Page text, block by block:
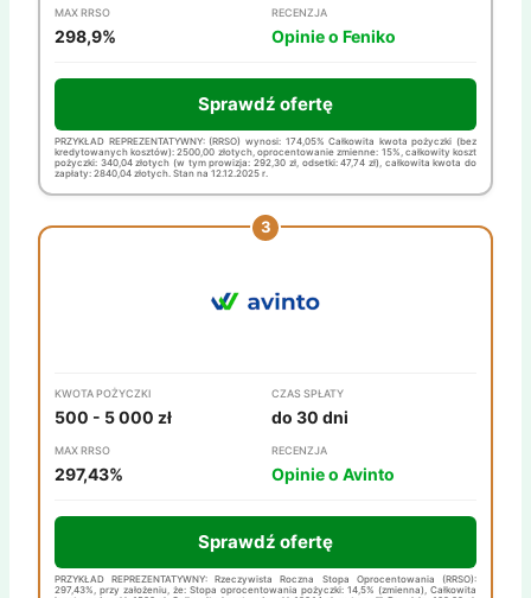
MAX RRSO
298,9%
RECENZJA
Opinie o Feniko
Sprawdź ofertę
PRZYKŁAD REPREZENTATYWNY: (RRSO) wynosi: 174,05% Całkowita kwota pożyczki (bez
kredytowanych kosztów): 2500,00 złotych, oprocentowanie zmienne: 15%, całkowity koszt
pożyczki: 340,04 złotych (w tym prowizja: 292,30 zł, odsetki: 47,74 zł), całkowita kwota do
zapłaty: 2840,04 złotych. Stan na 12.12.2025 r.
KWOTA POŻYCZKI
500 - 5 000 zł
CZAS SPŁATY
do 30 dni
MAX RRSO
297,43%
RECENZJA
Opinie o Avinto
Sprawdź ofertę
PRZYKŁAD REPREZENTATYWNY: Rzeczywista Roczna Stopa Oprocentowania (RRSO):
297,43%, przy założeniu, że: Stopa oprocentowania pożyczki: 14,5% (zmienna), Całkowita